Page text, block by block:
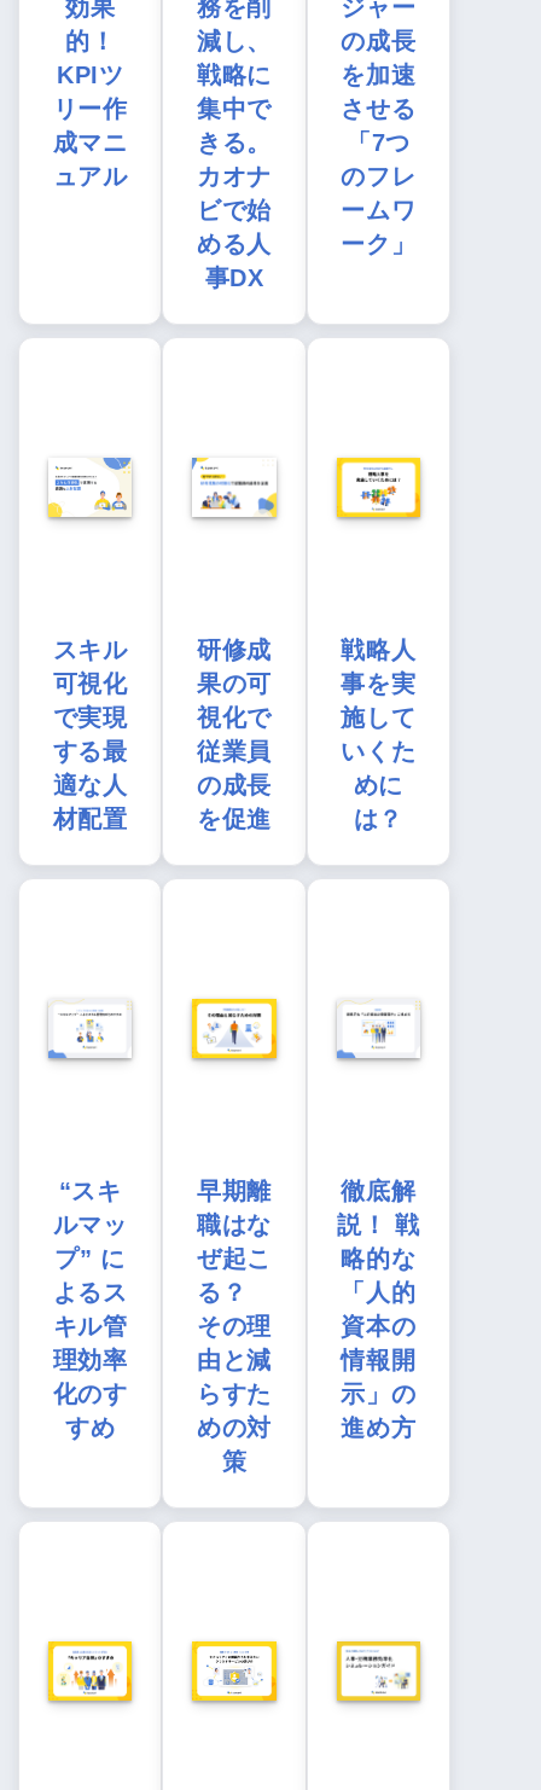
効果
的！
KPIツ
リー作
成マニ
ュアル
務を削
減し、
戦略に
集中で
きる。
カオナ
ビで始
める人
事DX
ジャー
の成長
を加速
させる
「7つ
のフレ
ームワ
ーク」
スキル
可視化
で実現
する最
適な人
材配置
研修成
果の可
視化で
従業員
の成長
を促進
戦略人
事を実
施して
いくた
めに
は？
“スキ
ルマッ
プ” に
よるス
キル管
理効率
化のす
すめ
早期離
職はな
ぜ起こ
る？
その理
由と減
らすた
めの対
策
徹底解
説！ 戦
略的な
「人的
資本の
情報開
示」の
進め方